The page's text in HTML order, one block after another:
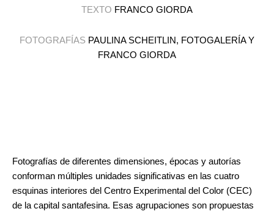
TEXTO FRANCO GIORDA
FOTOGRAFÍAS PAULINA SCHEITLIN, FOTOGALERÍA Y
FRANCO GIORDA
Fotografías de diferentes dimensiones, épocas y autorías
conforman múltiples unidades significativas en las cuatro
esquinas interiores del Centro Experimental del Color (CEC)
de la capital santafesina. Esas agrupaciones son propuestas